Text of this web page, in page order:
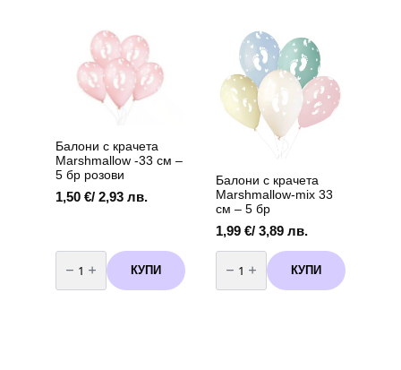
Baby
Girl“
броя)
вариант
Балони с крачета
Marshmallow -33 см –
5 бр розови
1,50 €/ 2,93 лв.
количество
за
Балони
с
КУПИ
Балони с крачета
Marshmallow-mix 33
см – 5 бр
1,99 €/ 3,89 лв.
количество
за
Балони
с
КУПИ